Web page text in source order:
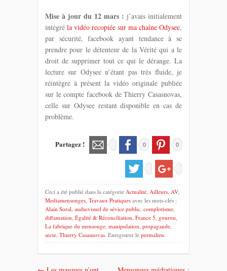
Mise à jour du 12 mars : j’avais initialement
intégré la vidéo recopiée sur ma chaîne Odysee,
par sécurité, facebook ayant tendance à se
prendre pour le détenteur de la Vérité qui a le
droit de supprimer tout ce qui le dérange. La
lecture sur Odysee n’étant pas très fluide, je
réintègre à présent la vidéo originale publiée
sur le compte facebook de Thierry Casasnovas,
celle sur Odysee restant disponible en cas de
problème.
Partagez ! 0 0
Ceci a été publié dans la catégorie Actualité, Ailleurs, AV,
Mediamensonges, Travaux Pratiques avec les mots-clés :
Alain Soral, audiovisuel de sévice public, complotisme,
diffamation, Égalité & Réconciliation, France 5, gourou,
La fabrique du mensonge, manipulation, propagande,
secte, Thierry Casasnovas. Enregistrer le permalien.